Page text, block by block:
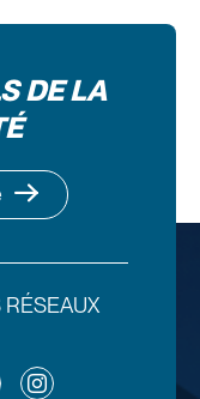
DE LA
Instagram